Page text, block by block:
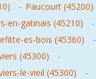
- Paucourt (45200)
en-gatinais (45210)
-
es-bois (45360)
-
(45300)
-
le-vieil (45300)
-